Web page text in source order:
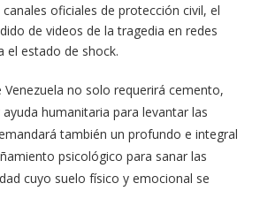
oficiales de protección civil, el
de videos de la tragedia en redes
el estado de shock.
no solo requerirá cemento,
humanitaria para levantar las
también un profundo e integral
psicológico para sanar las
cuyo suelo físico y emocional se